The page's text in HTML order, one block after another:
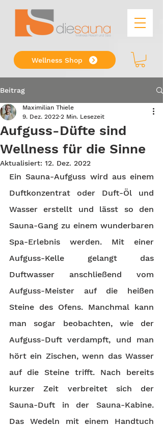
Wellness Shop
Beitrag
Aufguss-Düfte sind
Wellness für die Sinne
Maximilian Thiele
9. Dez. 2022 2 Min. Lesezeit
Aktualisiert: 12. Dez. 2022
Ein Sauna-Aufguss wird aus einem
Duftkonzentrat oder Duft-Öl und
Wasser erstellt und lässt so den
Sauna-Gang zu einem wunderbaren
Spa-Erlebnis werden. Mit einer
Aufguss-Kelle gelangt das
Duftwasser anschließend vom
Aufguss-Meister auf die heißen
Steine des Ofens. Manchmal kann
man sogar beobachten, wie der
Aufguss-Duft verdampft, und man
hört ein Zischen, wenn das Wasser
auf die Steine trifft. Nach bereits
kurzer Zeit verbreitet sich der
Sauna-Duft in der Sauna-Kabine.
Das Wedeln mit einem Handtuch